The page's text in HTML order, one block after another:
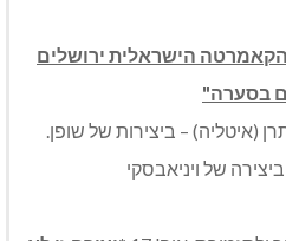
הקאמרטה הישראלית ירושלים
(איטליה) – ביצירות של שופן.
של ויניאבסקי